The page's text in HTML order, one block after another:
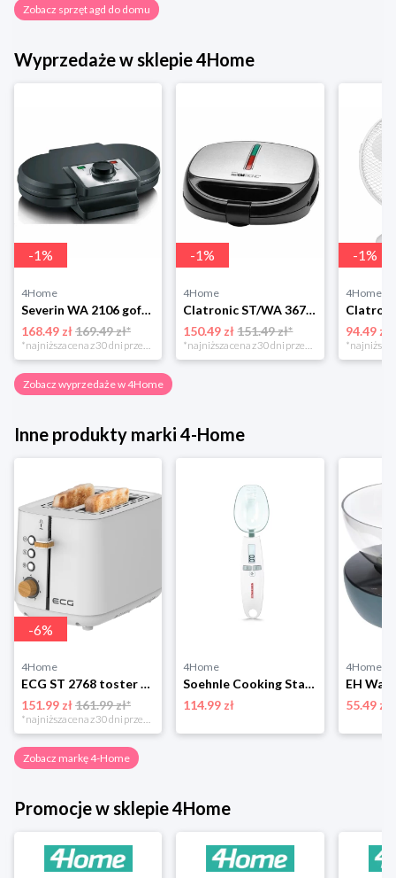
Zobacz sprzęt agd do domu
Wyprzedaże w sklepie 4Home
-1%
4Home
Severin WA 2106 gofrownica duo, czarny
168.49 zł169.49 zł*
-1%
4Home
Clatronic ST/WA 3670 Opiekacz do kanapek
150.49 zł 151.49 zł*
-1%
4Home
94.49 zł
Zobacz wyprzedaże w 4Home
Inne produkty marki 4-Home
-6%
4Home
ECG ST 2768 toster Timber White 4-Home
151.99 zł161.99 zł*
*najniższa cena z 30 dni przed obniżką
4Home
Soehnle Cooking Star waga łyżkowa 66220 4-Home
114.99 zł
4Home
55.49 zł
Zobacz markę 4-Home
Promocje w sklepie 4Home